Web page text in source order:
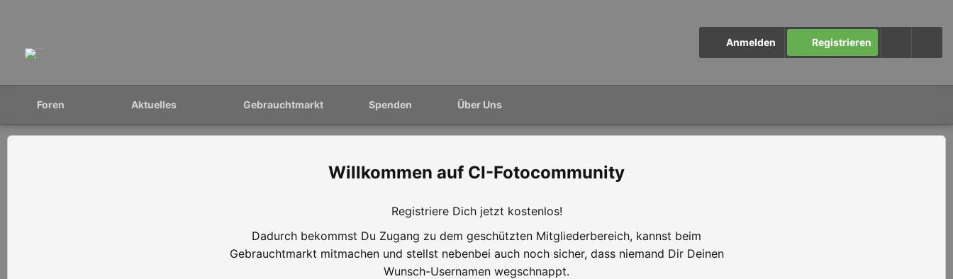
Anmelden Registrieren
Foren Aktuelles Gebrauchtmarkt Spenden Über Uns
CI-Fotocommunity
Registriere Dich jetzt kostenlos!
Dadurch bekommst Du Zugang zu dem geschützten Mitgliederbereich, kannst beim
Gebrauchtmarkt mitmachen und stellst nebenbei auch noch sicher, dass niemand Dir Deinen
Wunsch-Usernamen wegschnappt.